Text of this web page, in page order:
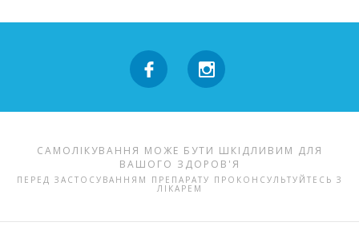
САМОЛІКУВАННЯ МОЖЕ БУТИ ШКІДЛИВИМ ДЛЯ
ВАШОГО ЗДОРОВ'Я
ПЕРЕД ЗАСТОСУВАННЯМ ПРЕПАРАТУ ПРОКОНСУЛЬТУЙТЕСЬ З
ЛІКАРЕМ